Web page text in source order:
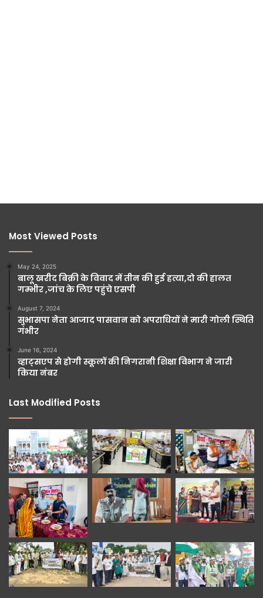
Most Viewed Posts
May 24, 2025
बालू खरीद बिक्री के विवाद में तीन की हुई हत्या,दो की हालत
गम्भीर ,जांच के लिए पहुंचे एसपी
August 7, 2024
सुभासपा नेता आजाद पासवान को अपराधियों ने मारी गोली स्थिति
गंभीर
June 16, 2024
व्हाट्सएप से होगी स्कूलों की निगरानी शिक्षा विभाग ने जारी
किया नंबर
Last Modified Posts